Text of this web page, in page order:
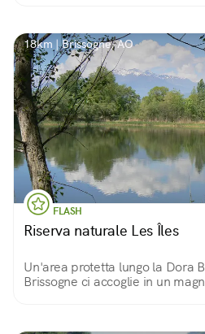
18km | Brissogne, AO
FLASH
Riserva naturale Les Îles
Un'area protetta lungo la Dora
Brissogne ci accoglie in un